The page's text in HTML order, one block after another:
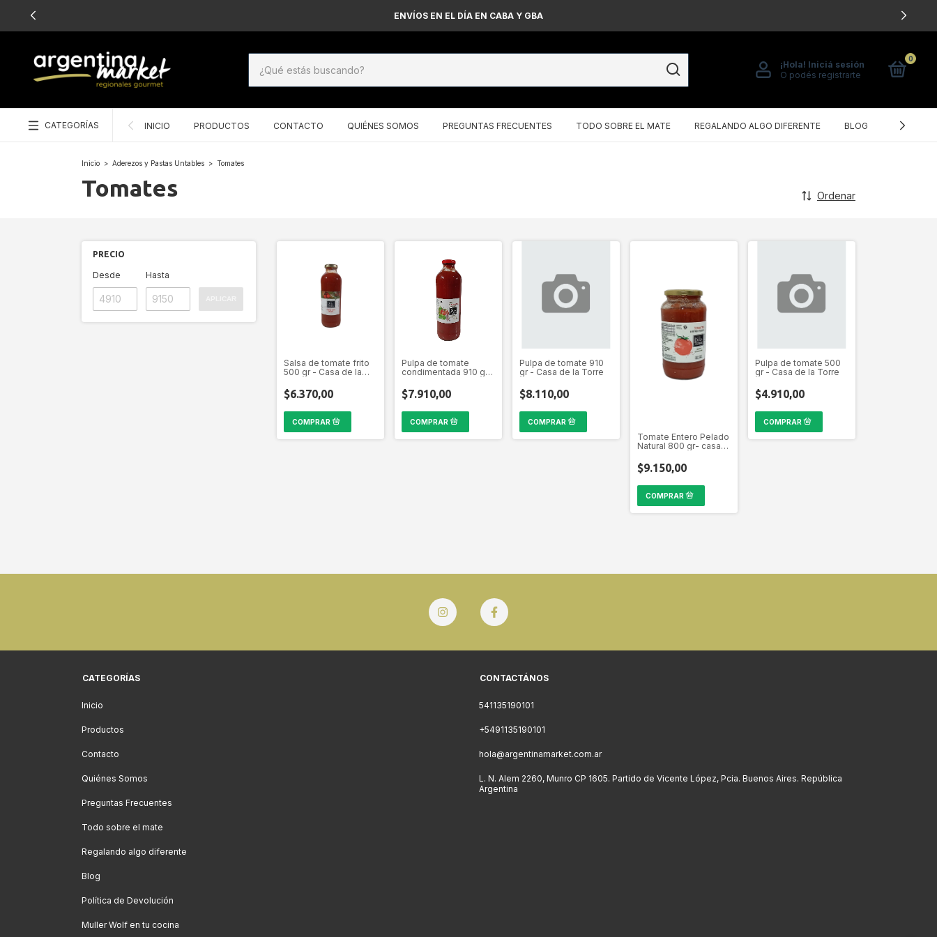
ENVÍOS EN EL DÍA EN CABA Y GBA
¡Hola! Iniciá sesión
O podés registrarte
0
CATEGORÍAS INICIO PRODUCTOS CONTACTO QUIÉNES SOMOS PREGUNTAS FRECUENTES TODO SOBRE EL MATE REGALANDO ALGO DIFERENTE BLOG POLÍTICA
Inicio > Aderezos y Pastas Untables > Tomates
Tomates Ordenar
PRECIO
Desde Hasta
Salsa de tomate frito
500 gr - Casa de la
$6.370,00
Pulpa de tomate
condimentada 910 gr -
$7.910,00
Pulpa de tomate 910
gr - Casa de la Torre
$8.110,00
Tomate Entero Pelado
Natural 800 gr- casa
$9.150,00
Pulpa de tomate 500
gr - Casa de la Torre
$4.910,00
CATEGORÍAS
Inicio
Productos
Contacto
Quiénes Somos
Preguntas Frecuentes
Todo sobre el mate
Regalando algo diferente
Blog
Política de Devolución
Muller Wolf en tu cocina
CONTACTÁNOS
541135190101
+5491135190101
hola@argentinamarket.com.ar
L. N. Alem 2260, Munro CP 1605. Partido de Vicente López, Pcia. Buenos Aires. República
Argentina